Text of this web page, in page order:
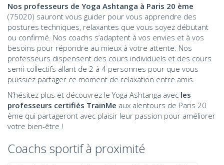
Nos professeurs de Yoga Ashtanga à Paris 20 ème
(75020) sauront vous guider pour vous apprendre des
postures techniques, relaxantes que vous soyez débutant
ou confirmé. Nos coachs s’adaptent à vos envies et à vos
besoins pour répondre au mieux à votre attente. Nos
professeurs dispensent des cours individuels et des cours
semi-collectifs allant de 2 à 4 personnes pour que vous
puissiez partager ce moment de relaxation entre amis.
N’hésitez plus et découvrez le Yoga Ashtanga avec les
professeurs certifiés TrainMe aux alentours de Paris 20
ème qui partageront avec plaisir leur passion pour améliorer
votre bien-être !
Coachs sportif à proximité